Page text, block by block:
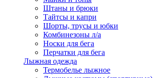
Штаны и брюки
Тайтсы и капри
Шорты, трусы и юбки
Комбинезоны л/а
Носки для бега
Перчатки для бега
Лыжная одежда
Термобелье лыжное